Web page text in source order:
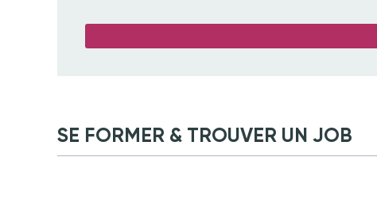
SE FORMER & TROUVER UN JOB